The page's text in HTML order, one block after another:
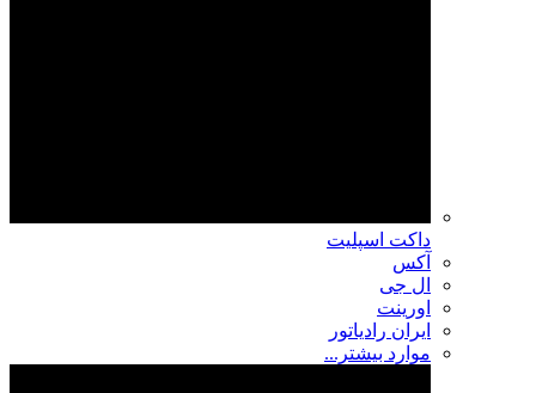
داکت اسپلیت
آکس
ال جی
اورینت
ایران رادیاتور
موارد بیشتر...